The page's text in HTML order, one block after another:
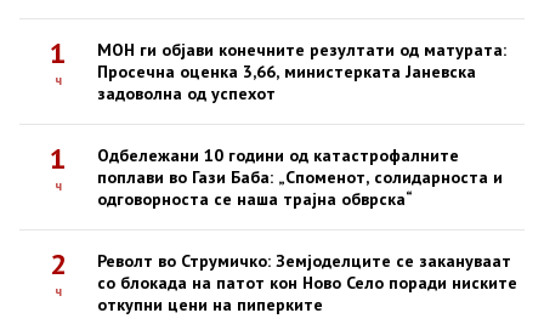
1
ч
МОН ги објави конечните резултати од матурата:
Просечна оценка 3,66, министерката Јаневска
задоволна од успехот
1
ч
Одбележани 10 години од катастрофалните
поплави во Гази Баба: „Споменот, солидарноста и
одговорноста се наша трајна обврска“
2
ч
Револт во Струмичко: Земјоделците се закануваат
со блокада на патот кон Ново Село поради ниските
откупни цени на пиперките